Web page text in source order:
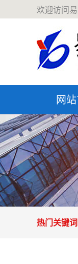
欢迎访问
网
热门关键词